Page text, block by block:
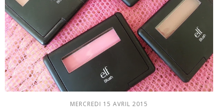
MERCREDI 15 AVRIL 2015